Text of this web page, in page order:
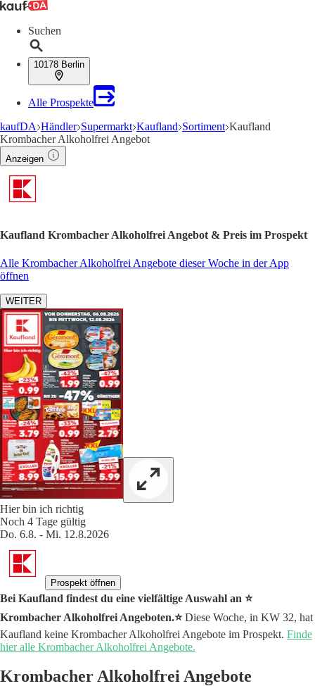
Suchen
10178 Berlin
Alle Prospekte
kaufDA Händler Supermarkt Kaufland Sortiment Kaufland
Krombacher Alkoholfrei Angebot
Anzeigen
Kaufland Krombacher Alkoholfrei Angebot & Preis im Prospekt
Alle Krombacher Alkoholfrei Angebote dieser Woche in der App
öffnen
WEITER
Hier bin ich richtig
Noch 4 Tage gültig
Do. 6.8. - Mi. 12.8.2026
Prospekt öffnen
Bei Kaufland findest du eine vielfältige Auswahl an ⭐️
Krombacher Alkoholfrei Angeboten.⭐️Diese Woche, in KW 32, hat
Kaufland keine Krombacher Alkoholfrei Angebote im Prospekt. Finde
hier alle Krombacher Alkoholfrei Angebote.
Krombacher Alkoholfrei Angebote